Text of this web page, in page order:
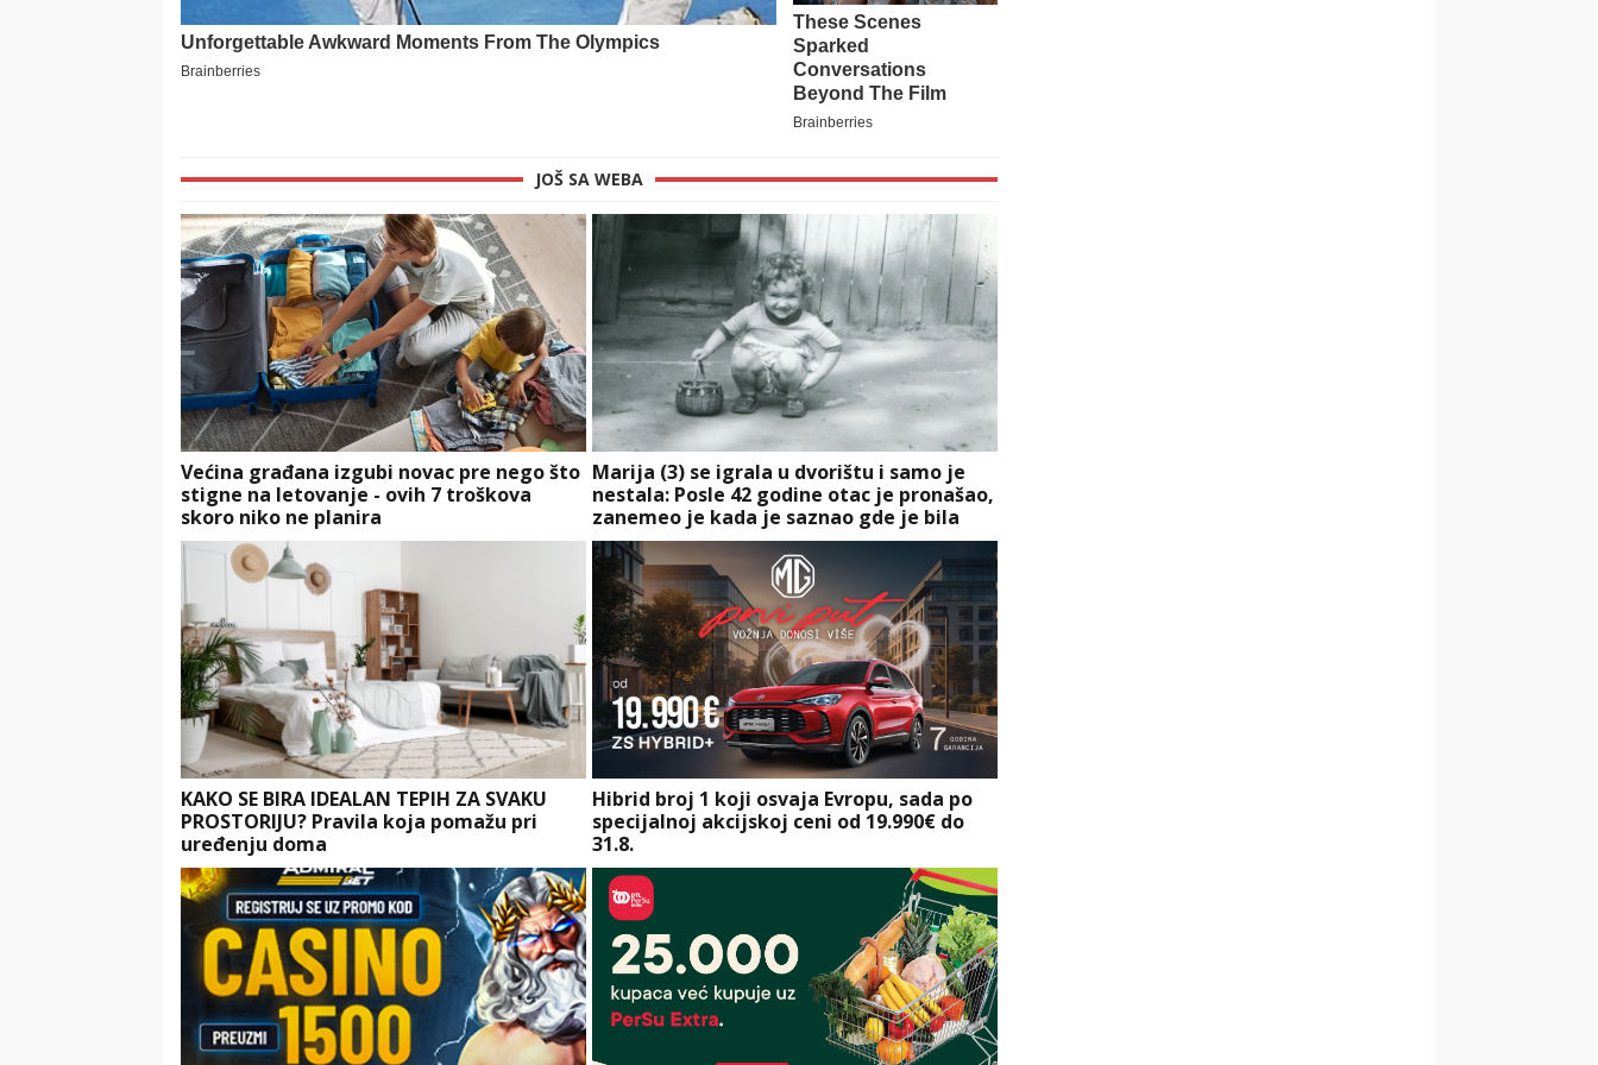
JOŠ SA WEBA
Većina građana izgubi novac pre nego što
stigne na letovanje - ovih 7 troškova
skoro niko ne planira
Marija (3) se igrala u dvorištu i samo je
nestala: Posle 42 godine otac je pronašao,
zanemeo je kada je saznao gde je bila
KAKO SE BIRA IDEALAN TEPIH ZA SVAKU
PROSTORIJU? Pravila koja pomažu pri
uređenju doma
Hibrid broj 1 koji osvaja Evropu, sada po
specijalnoj akcijskoj ceni od 19.990€ do
31.8.